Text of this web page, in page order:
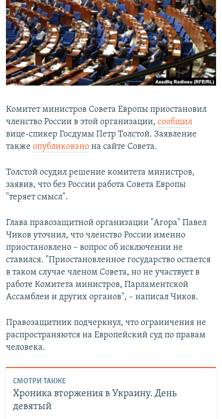
СИБИРЬ.РЕАЛИИ
РАСПИСАНИЕ ВЕЩАНИЯ
ПОДПИШИТЕСЬ НА РАССЫЛКУ
СОЦИАЛЬНЫЕ СЕТИ
Все сайты РСЕ/РС
Комитет министров Совета Европы приостановил
членство России в этой организации, сообщил
вице-спикер Госдумы Петр Толстой. Заявление
также опубликовано на сайте Совета.
Толстой осудил решение комитета министров,
заявив, что без России работа Совета Европы
"теряет смысл".
Глава правозащитной организации "Агора" Павел
Чиков уточнил, что членство России именно
приостановлено – вопрос об исключении не
ставился. "Приостановленное государство остается
в таком случае членом Совета, но не участвует в
работе Комитета министров, Парламентской
Ассамблеи и других органов", – написал Чиков.
Правозащитник подчеркнул, что ограничения не
распространяются на Европейский суд по правам
человека.
СМОТРИ ТАКЖЕ
Хроника вторжения в Украину. День
девятый